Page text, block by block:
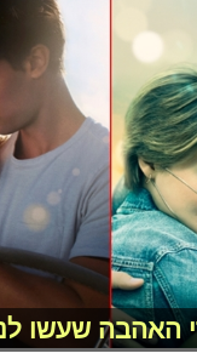
האהבה שעשו